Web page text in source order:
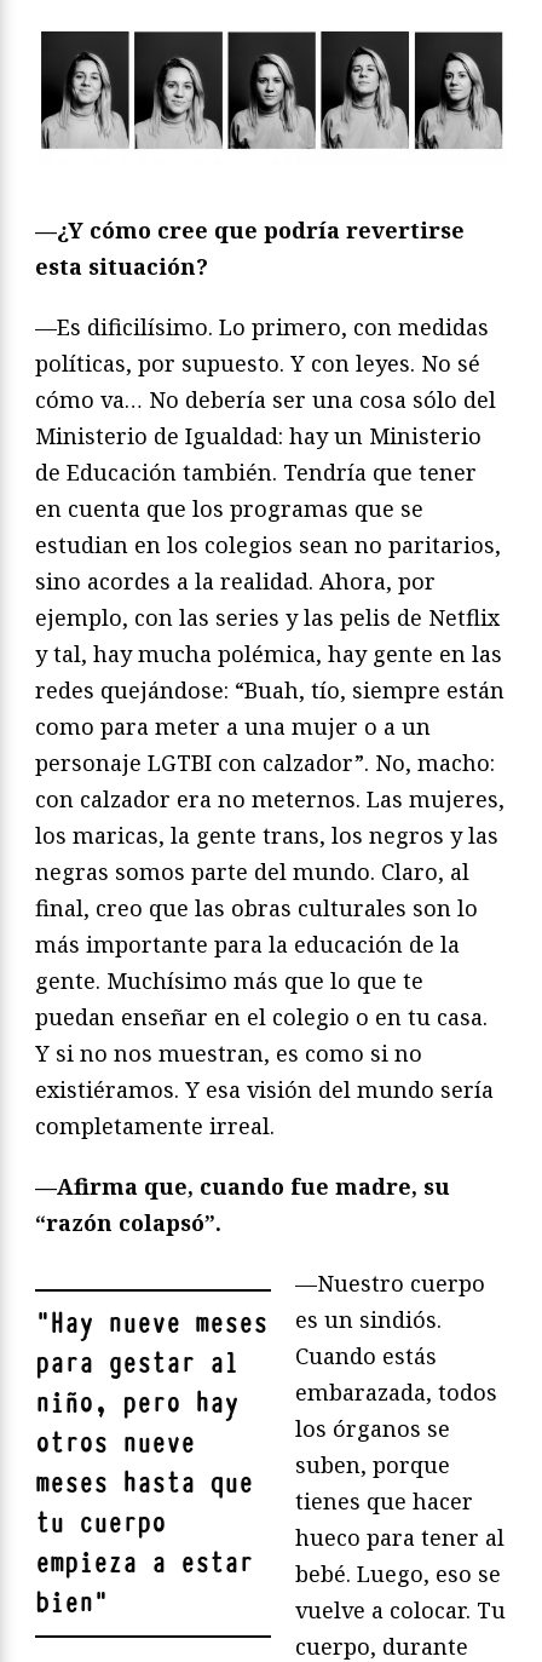
—¿Y cómo cree que podría revertirse
esta situación?
—Es dificilísimo. Lo primero, con medidas
políticas, por supuesto. Y con leyes. No sé
cómo va… No debería ser una cosa sólo del
Ministerio de Igualdad: hay un Ministerio
de Educación también. Tendría que tener
en cuenta que los programas que se
estudian en los colegios sean no paritarios,
sino acordes a la realidad. Ahora, por
ejemplo, con las series y las pelis de Netflix
y tal, hay mucha polémica, hay gente en las
redes quejándose: “Buah, tío, siempre están
como para meter a una mujer o a un
personaje LGTBI con calzador”. No, macho:
con calzador era no meternos. Las mujeres,
los maricas, la gente trans, los negros y las
negras somos parte del mundo. Claro, al
final, creo que las obras culturales son lo
más importante para la educación de la
gente. Muchísimo más que lo que te
puedan enseñar en el colegio o en tu casa.
Y si no nos muestran, es como si no
existiéramos. Y esa visión del mundo sería
completamente irreal.
—Afirma que, cuando fue madre, su
“razón colapsó”.
"Hay nueve meses
para gestar al
niño, pero hay
otros nueve
meses hasta que
tu cuerpo
empieza a estar
bien"
—Nuestro cuerpo
es un sindiós.
Cuando estás
embarazada, todos
los órganos se
suben, porque
tienes que hacer
hueco para tener al
bebé. Luego, eso se
vuelve a colocar. Tu
cuerpo, durante